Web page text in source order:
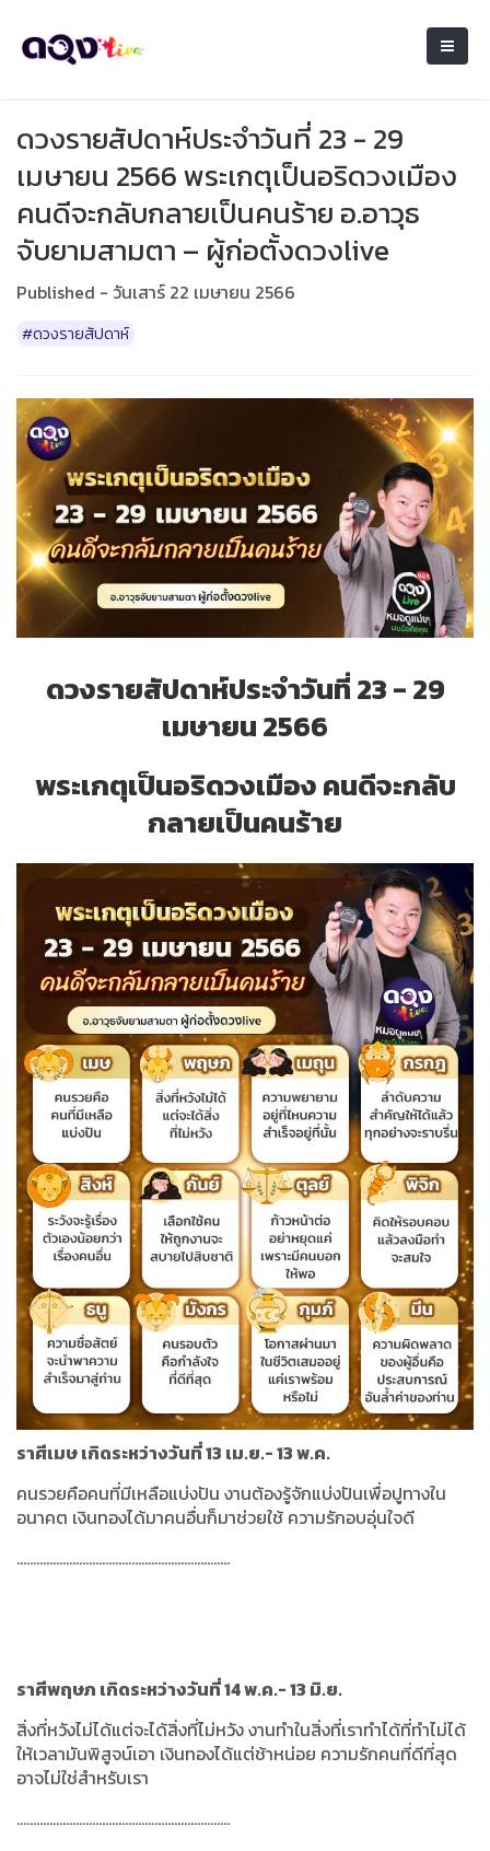
ดวงรายสัปดาห์ประจำวันที่ 23 - 29
เมษายน 2566 พระเกตุเป็นอริดวงเมือง
คนดีจะกลับกลายเป็นคนร้าย อ.อาวุธ
จับยามสามตา – ผู้ก่อตั้งดวงlive
Published - วันเสาร์ 22 เมษายน 2566
#ดวงรายสัปดาห์
ดวงรายสัปดาห์ประจำวันที่ 23 - 29
เมษายน 2566
พระเกตุเป็นอริดวงเมือง คนดีจะกลับ
กลายเป็นคนร้าย
ราศีเมษ เกิดระหว่างวันที่ 13 เม.ย.- 13 พ.ค.
คนรวยคือคนที่มีเหลือแบ่งปัน งานต้องรู้จักแบ่งปันเพื่อปูทางใน
อนาคต เงินทองได้มาคนอื่นก็มาช่วยใช้ ความรักอบอุ่นใจดี
.................................................................
ราศีพฤษภ เกิดระหว่างวันที่ 14 พ.ค.- 13 มิ.ย.
สิ่งที่หวังไม่ได้แต่จะได้สิ่งที่ไม่หวัง งานทำในสิ่งที่เราทำได้ที่ทำไม่ได้
ให้เวลามันพิสูจน์เอา เงินทองได้แต่ช้าหน่อย ความรักคนที่ดีที่สุด
อาจไม่ใช่สำหรับเรา
.................................................................